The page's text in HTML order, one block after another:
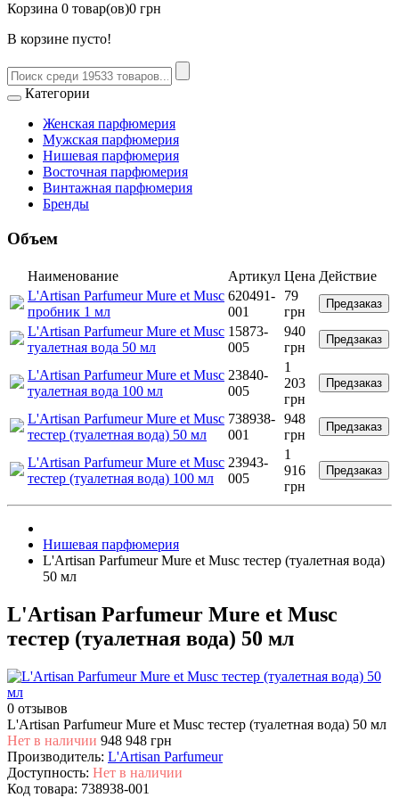
Корзина 0 товар(ов)0 грн
В корзине пусто!
Категории
Женская парфюмерия
Мужская парфюмерия
Нишевая парфюмерия
Восточная парфюмерия
Винтажная парфюмерия
Бренды
Объем
Наименование Артикул Цена Действие
L'Artisan Parfumeur Mure et Musc
пробник 1 мл
620491-
001
79
грн
Предзаказ
L'Artisan Parfumeur Mure et Musc
туалетная вода 50 мл
15873-
005
940
грн
Предзаказ
L'Artisan Parfumeur Mure et Musc
туалетная вода 100 мл
23840-
005
1
203
грн
Предзаказ
L'Artisan Parfumeur Mure et Musc
тестер (туалетная вода) 50 мл
738938-
001
948
грн
Предзаказ
L'Artisan Parfumeur Mure et Musc
тестер (туалетная вода) 100 мл
23943-
005
1
916
грн
Предзаказ
Нишевая парфюмерия
L'Artisan Parfumeur Mure et Musc тестер (туалетная вода)
50 мл
L'Artisan Parfumeur Mure et Musc
тестер (туалетная вода) 50 мл
0 отзывов
L'Artisan Parfumeur Mure et Musc тестер (туалетная вода) 50 мл
Нет в наличии 948 948 грн
Производитель: L'Artisan Parfumeur
Доступность: Нет в наличии
Код товара: 738938-001